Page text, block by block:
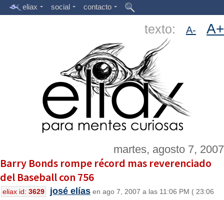
eliax social contacto
texto: A- A+
martes, agosto 7, 2007
Barry Bonds rompe récord mas reverenciado
del Baseball con 756
eliax id: 3629 josé elías en ago 7, 2007 a las 11:06 PM ( 23:06